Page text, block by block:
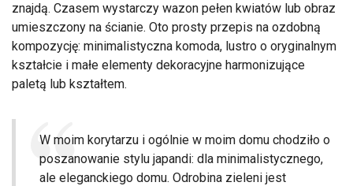
znajdą. Czasem wystarczy wazon pełen kwiatów lub obraz
umieszczony na ścianie. Oto prosty przepis na ozdobną
kompozycję: minimalistyczna komoda, lustro o oryginalnym
kształcie i małe elementy dekoracyjne harmonizujące
paletą lub kształtem.
W moim korytarzu i ogólnie w moim domu chodziło o
poszanowanie stylu japandi: dla minimalistycznego,
ale eleganckiego domu. Odrobina zieleni jest